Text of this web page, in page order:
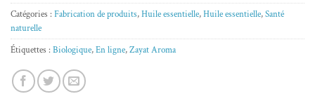
Catégories : Fabrication de produits,Huile essentielle,Huile essentielle,Santé
naturelle
Étiquettes : Biologique,En ligne,Zayat Aroma